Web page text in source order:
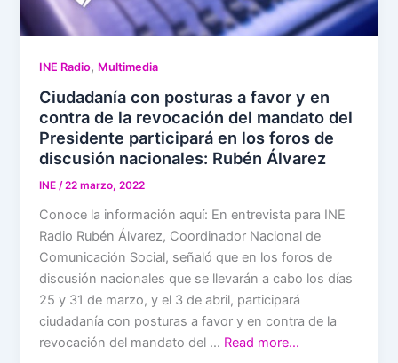
INE Radio, Multimedia
Ciudadanía con posturas a favor y en
contra de la revocación del mandato del
Presidente participará en los foros de
discusión nacionales: Rubén Álvarez
INE/22 marzo, 2022
Conoce la información aquí: En entrevista para INE
Radio Rubén Álvarez, Coordinador Nacional de
Comunicación Social, señaló que en los foros de
discusión nacionales que se llevarán a cabo los días
25 y 31 de marzo, y el 3 de abril, participará
ciudadanía con posturas a favor y en contra de la
revocación del mandato del … Read more…